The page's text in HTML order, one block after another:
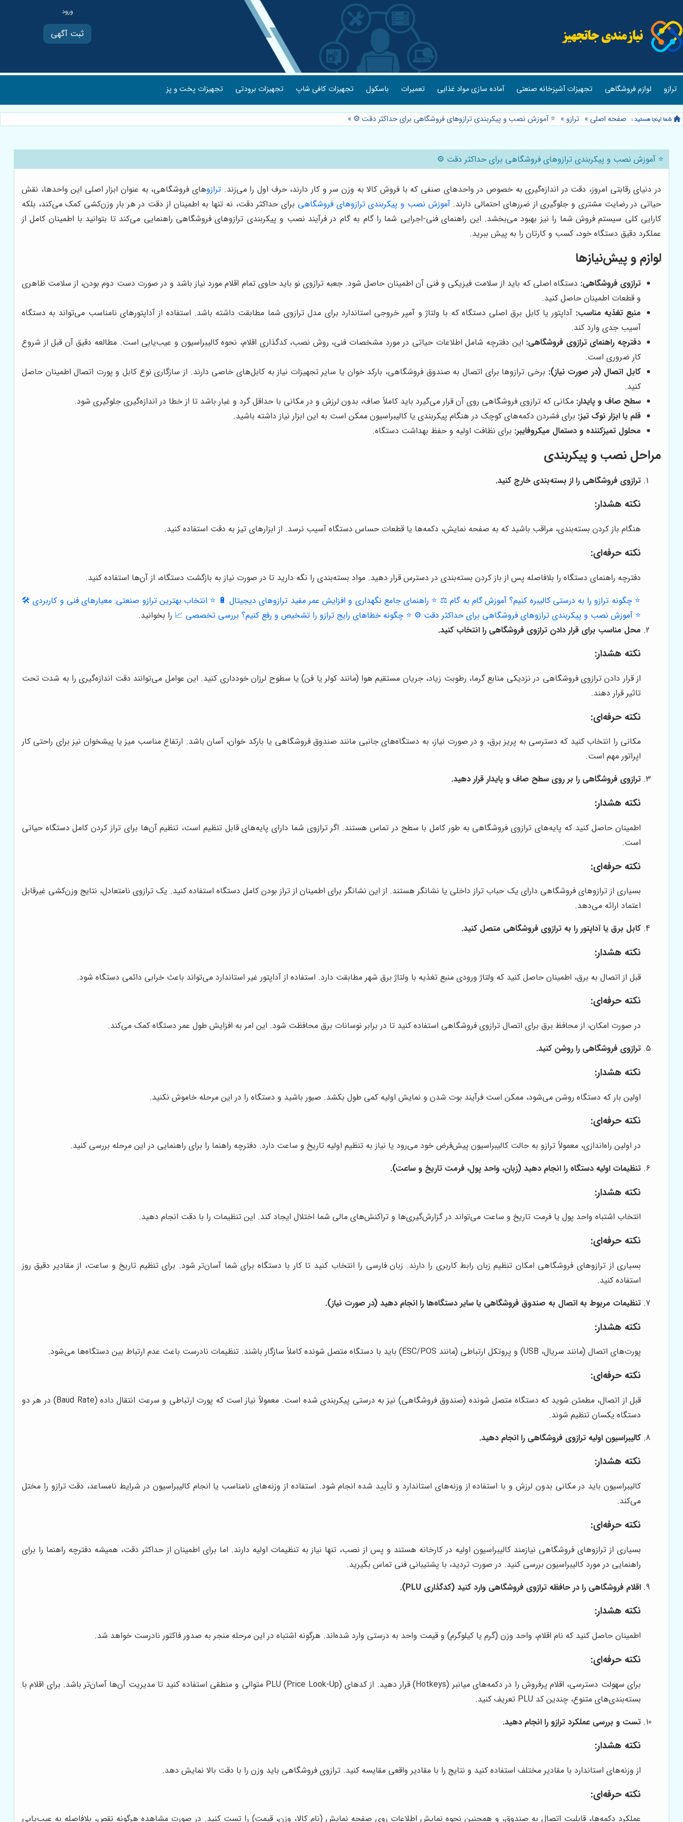
ثبت آگهی
ترازو لوازم فروشگاهی تجهیزات آشپزخانه صنعتی آماده سازی مواد غذایی تعمیرات باسکول تجهیزات کافی شاپ تجهیزات برودتی تجهیزات پخت و پز
صفحه اصلی » ترازو » ⭐️ آموزش نصب و پیکربندی ترازوهای فروشگاهی برای حداکثر دقت ⚙️ »
⭐️ آموزش نصب و پیکربندی ترازوهای فروشگاهی برای حداکثر دقت ⚙️
در دنیای رقابتی امروز، دقت در اندازه‌گیری به خصوص در واحدهای صنفی که با فروش کالا به وزن سر و کار دارند، حرف اول را می‌زند. ترازوهای فروشگاهی، به عنوان ابزار اصلی این واحدها، نقش
حیاتی در رضایت مشتری و جلوگیری از ضررهای احتمالی دارند.آموزش نصب و پیکربندی ترازوهای فروشگاهی برای حداکثر دقت، نه تنها به اطمینان از دقت در هر بار وزن‌کشی کمک می‌کند، بلکه
کارایی کلی سیستم فروش شما را نیز بهبود می‌بخشد. این راهنمای فنی-اجرایی شما را گام به گام در فرآیند نصب و پیکربندی ترازوهای فروشگاهی راهنمایی می‌کند تا بتوانید با اطمینان کامل از
عملکرد دقیق دستگاه خود، کسب و کارتان را به پیش ببرید.
لوازم و پیش‌نیازها
ترازوی فروشگاهی: دستگاه اصلی که باید از سلامت فیزیکی و فنی آن اطمینان حاصل شود. جعبه ترازوی نو باید حاوی تمام اقلام مورد نیاز باشد و در صورت دست دوم بودن، از سلامت ظاهری
و قطعات اطمینان حاصل کنید.
منبع تغذیه مناسب: آداپتور یا کابل برق اصلی دستگاه که با ولتاژ و آمپر خروجی استاندارد برای مدل ترازوی شما مطابقت داشته باشد. استفاده از آداپتورهای نامناسب می‌تواند به دستگاه
آسیب جدی وارد کند.
دفترچه راهنمای ترازوی فروشگاهی: این دفترچه شامل اطلاعات حیاتی در مورد مشخصات فنی، روش نصب، کدگذاری اقلام، نحوه کالیبراسیون و عیب‌یابی است. مطالعه دقیق آن قبل از شروع
کار ضروری است.
کابل اتصال (در صورت نیاز): برخی ترازوها برای اتصال به صندوق فروشگاهی، بارکد خوان یا سایر تجهیزات نیاز به کابل‌های خاصی دارند. از سازگاری نوع کابل و پورت اتصال اطمینان حاصل
کنید.
سطح صاف و پایدار: مکانی که ترازوی فروشگاهی روی آن قرار می‌گیرد باید کاملاً صاف، بدون لرزش و در مکانی با حداقل گرد و غبار باشد تا از خطا در اندازه‌گیری جلوگیری شود.
قلم یا ابزار نوک تیز: برای فشردن دکمه‌های کوچک در هنگام پیکربندی یا کالیبراسیون ممکن است به این ابزار نیاز داشته باشید.
محلول تمیزکننده و دستمال میکروفایبر: برای نظافت اولیه و حفظ بهداشت دستگاه.
مراحل نصب و پیکربندی
ترازوی فروشگاهی را از بسته‌بندی خارج کنید.
نکته هشدار:
هنگام باز کردن بسته‌بندی، مراقب باشید که به صفحه نمایش، دکمه‌ها یا قطعات حساس دستگاه آسیب نرسد. از ابزارهای تیز به دقت استفاده کنید.
نکته حرفه‌ای:
دفترچه راهنمای دستگاه را بلافاصله پس از باز کردن بسته‌بندی در دسترس قرار دهید. مواد بسته‌بندی را نگه دارید تا در صورت نیاز به بازگشت دستگاه، از آن‌ها استفاده کنید.
⭐️ چگونه ترازو را به درستی کالیبره کنیم؟ آموزش گام به گام ⚖️ ⭐️ راهنمای جامع نگهداری و افزایش عمر مفید ترازوهای دیجیتال 🔋 ⭐️ انتخاب بهترین ترازو صنعتی: معیارهای فنی و کاربردی 🛠️
⭐️ آموزش نصب و پیکربندی ترازوهای فروشگاهی برای حداکثر دقت ⚙️ ⭐️ چگونه خطاهای رایج ترازو را تشخیص و رفع کنیم؟ بررسی تخصصی 📈 را بخوانید.
محل مناسب برای قرار دادن ترازوی فروشگاهی را انتخاب کنید.
نکته هشدار:
از قرار دادن ترازوی فروشگاهی در نزدیکی منابع گرما، رطوبت زیاد، جریان مستقیم هوا (مانند کولر یا فن) یا سطوح لرزان خودداری کنید. این عوامل می‌توانند دقت اندازه‌گیری را به شدت تحت
تاثیر قرار دهند.
نکته حرفه‌ای:
مکانی را انتخاب کنید که دسترسی به پریز برق، و در صورت نیاز، به دستگاه‌های جانبی مانند صندوق فروشگاهی یا بارکد خوان، آسان باشد. ارتفاع مناسب میز یا پیشخوان نیز برای راحتی کار
اپراتور مهم است.
ترازوی فروشگاهی را بر روی سطح صاف و پایدار قرار دهید.
نکته هشدار:
اطمینان حاصل کنید که پایه‌های ترازوی فروشگاهی به طور کامل با سطح در تماس هستند. اگر ترازوی شما دارای پایه‌های قابل تنظیم است، تنظیم آن‌ها برای تراز کردن کامل دستگاه حیاتی
است.
نکته حرفه‌ای:
بسیاری از ترازوهای فروشگاهی دارای یک حباب تراز داخلی یا نشانگر هستند. از این نشانگر برای اطمینان از تراز بودن کامل دستگاه استفاده کنید. یک ترازوی نامتعادل، نتایج وزن‌کشی غیرقابل
اعتماد ارائه می‌دهد.
کابل برق یا آداپتور را به ترازوی فروشگاهی متصل کنید.
نکته هشدار:
قبل از اتصال به برق، اطمینان حاصل کنید که ولتاژ ورودی منبع تغذیه با ولتاژ برق شهر مطابقت دارد. استفاده از آداپتور غیر استاندارد می‌تواند باعث خرابی دائمی دستگاه شود.
نکته حرفه‌ای:
در صورت امکان، از محافظ برق برای اتصال ترازوی فروشگاهی استفاده کنید تا در برابر نوسانات برق محافظت شود. این امر به افزایش طول عمر دستگاه کمک می‌کند.
ترازوی فروشگاهی را روشن کنید.
نکته هشدار:
اولین بار که دستگاه روشن می‌شود، ممکن است فرآیند بوت شدن و نمایش اولیه کمی طول بکشد. صبور باشید و دستگاه را در این مرحله خاموش نکنید.
نکته حرفه‌ای:
در اولین راه‌اندازی، معمولاً ترازو به حالت کالیبراسیون پیش‌فرض خود می‌رود یا نیاز به تنظیم اولیه تاریخ و ساعت دارد. دفترچه راهنما را برای راهنمایی در این مرحله بررسی کنید.
تنظیمات اولیه دستگاه را انجام دهید (زبان، واحد پول، فرمت تاریخ و ساعت).
نکته هشدار:
انتخاب اشتباه واحد پول یا فرمت تاریخ و ساعت می‌تواند در گزارش‌گیری‌ها و تراکنش‌های مالی شما اختلال ایجاد کند. این تنظیمات را با دقت انجام دهید.
نکته حرفه‌ای:
بسیاری از ترازوهای فروشگاهی امکان تنظیم زبان رابط کاربری را دارند. زبان فارسی را انتخاب کنید تا کار با دستگاه برای شما آسان‌تر شود. برای تنظیم تاریخ و ساعت، از مقادیر دقیق روز
استفاده کنید.
تنظیمات مربوط به اتصال به صندوق فروشگاهی یا سایر دستگاه‌ها را انجام دهید (در صورت نیاز).
نکته هشدار:
پورت‌های اتصال (مانند سریال، USB) و پروتکل ارتباطی (مانند ESC/POS) باید با دستگاه متصل شونده کاملاً سازگار باشند. تنظیمات نادرست باعث عدم ارتباط بین دستگاه‌ها می‌شود.
نکته حرفه‌ای:
قبل از اتصال، مطمئن شوید که دستگاه متصل شونده (صندوق فروشگاهی) نیز به درستی پیکربندی شده است. معمولاً نیاز است که پورت ارتباطی و سرعت انتقال داده (Baud Rate) در هر دو
دستگاه یکسان تنظیم شوند.
کالیبراسیون اولیه ترازوی فروشگاهی را انجام دهید.
نکته هشدار:
کالیبراسیون باید در مکانی بدون لرزش و با استفاده از وزنه‌های استاندارد و تأیید شده انجام شود. استفاده از وزنه‌های نامناسب یا انجام کالیبراسیون در شرایط نامساعد، دقت ترازو را مختل
می‌کند.
نکته حرفه‌ای:
بسیاری از ترازوهای فروشگاهی نیازمند کالیبراسیون اولیه در کارخانه هستند و پس از نصب، تنها نیاز به تنظیمات اولیه دارند. اما برای اطمینان از حداکثر دقت، همیشه دفترچه راهنما را برای
راهنمایی در مورد کالیبراسیون بررسی کنید. در صورت تردید، با پشتیبانی فنی تماس بگیرید.
اقلام فروشگاهی را در حافظه ترازوی فروشگاهی وارد کنید (کدگذاری PLU).
نکته هشدار:
اطمینان حاصل کنید که نام اقلام، واحد وزن (گرم یا کیلوگرم) و قیمت واحد به درستی وارد شده‌اند. هرگونه اشتباه در این مرحله منجر به صدور فاکتور نادرست خواهد شد.
نکته حرفه‌ای:
برای سهولت دسترسی، اقلام پرفروش را در دکمه‌های میانبر (Hotkeys) قرار دهید. از کدهای PLU (Price Look-Up) متوالی و منطقی استفاده کنید تا مدیریت آن‌ها آسان‌تر باشد. برای اقلام با
بسته‌بندی‌های متنوع، چندین کد PLU تعریف کنید.
تست و بررسی عملکرد ترازو را انجام دهید.
نکته هشدار:
از وزنه‌های استاندارد با مقادیر مختلف استفاده کنید و نتایج را با مقادیر واقعی مقایسه کنید. ترازوی فروشگاهی باید وزن را با دقت بالا نمایش دهد.
نکته حرفه‌ای:
عملکرد دکمه‌ها، قابلیت اتصال به صندوق، و همچنین نحوه نمایش اطلاعات روی صفحه نمایش (نام کالا، وزن، قیمت) را تست کنید. در صورت مشاهده هرگونه نقص، بلافاصله به عیب‌یابی